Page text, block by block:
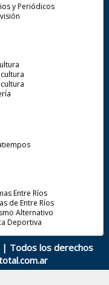
y Periódicos
Entre Ríos
de Entre Ríos
Alternativo
Deportiva
| Todos los derechos